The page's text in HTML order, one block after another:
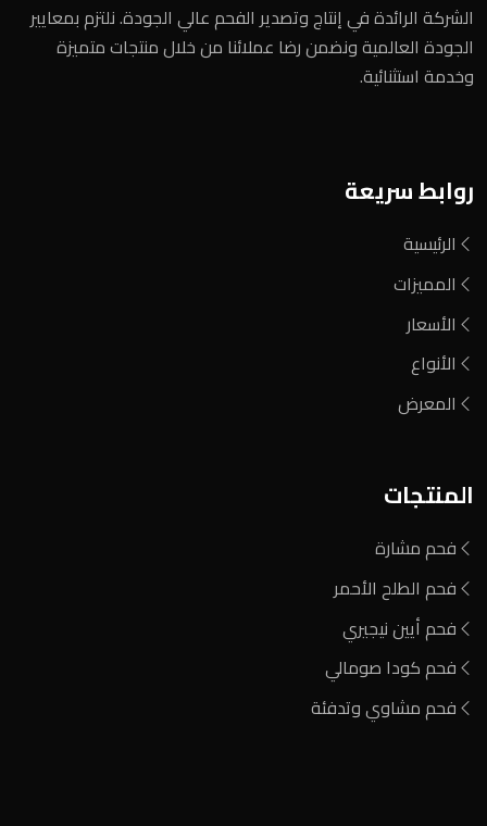
الشركة الرائدة في إنتاج وتصدير الفحم عالي الجودة. نلتزم بمعايير
الجودة العالمية ونضمن رضا عملائنا من خلال منتجات متميزة
وخدمة استثنائية.
روابط سريعة
الرئيسية
المميزات
الأسعار
الأنواع
المعرض
المنتجات
فحم مشارة
فحم الطلح الأحمر
فحم أيين نيجيري
فحم كودا صومالي
فحم مشاوي وتدفئة